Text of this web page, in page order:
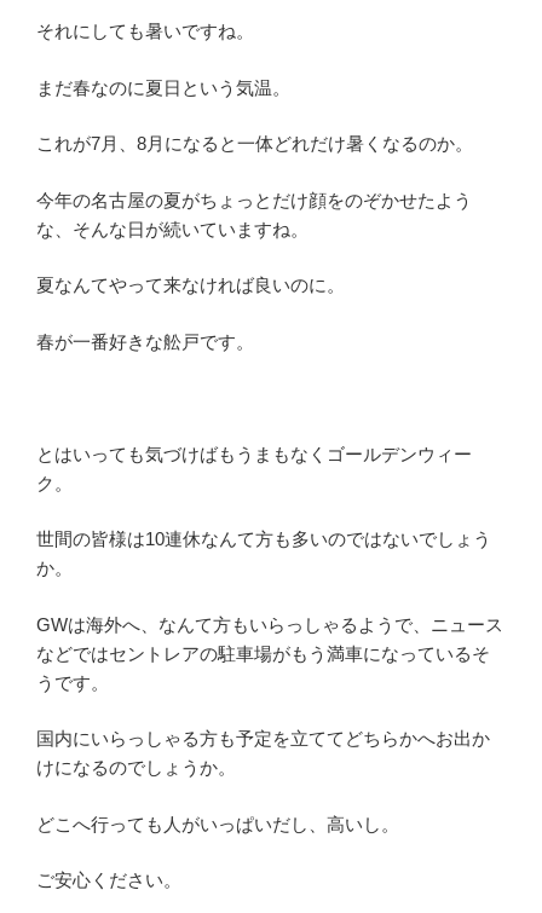
それにしても暑いですね。
まだ春なのに夏日という気温。
これが7月、8月になると一体どれだけ暑くなるのか。
今年の名古屋の夏がちょっとだけ顔をのぞかせたよう
な、そんな日が続いていますね。
夏なんてやって来なければ良いのに。
春が一番好きな舩戸です。
とはいっても気づけばもうまもなくゴールデンウィー
ク。
世間の皆様は10連休なんて方も多いのではないでしょう
か。
GWは海外へ、なんて方もいらっしゃるようで、ニュース
などではセントレアの駐車場がもう満車になっているそ
うです。
国内にいらっしゃる方も予定を立ててどちらかへお出か
けになるのでしょうか。
どこへ行っても人がいっぱいだし、高いし。
ご安心ください。